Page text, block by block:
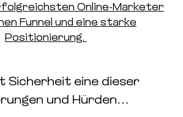
Online-Marketer
Funnel und eine starke
Positionierung.
Sicherheit eine dieser
und Hürden…